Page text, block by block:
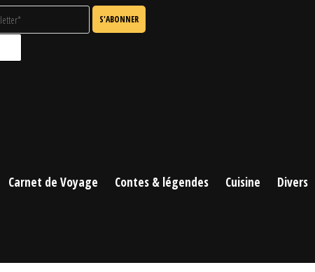
Carnet de Voyage Contes & légendes Cuisine Divers